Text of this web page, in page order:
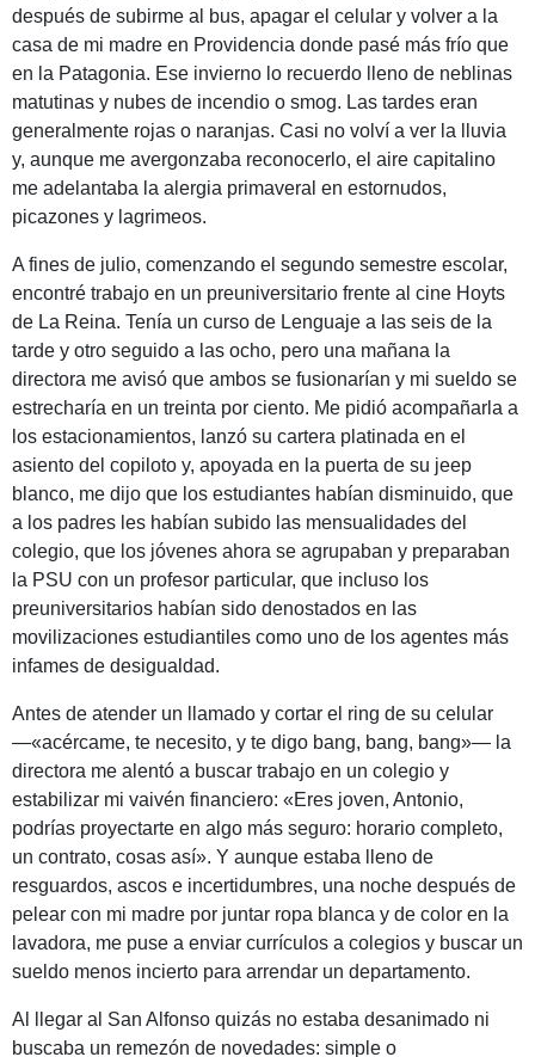
después de subirme al bus, apagar el celular y volver a la
casa de mi madre en Providencia donde pasé más frío que
en la Patagonia. Ese invierno lo recuerdo lleno de neblinas
matutinas y nubes de incendio o smog. Las tardes eran
generalmente rojas o naranjas. Casi no volví a ver la lluvia
y, aunque me avergonzaba reconocerlo, el aire capitalino
me adelantaba la alergia primaveral en estornudos,
picazones y lagrimeos.
A fines de julio, comenzando el segundo semestre escolar,
encontré trabajo en un preuniversitario frente al cine Hoyts
de La Reina. Tenía un curso de Lenguaje a las seis de la
tarde y otro seguido a las ocho, pero una mañana la
directora me avisó que ambos se fusionarían y mi sueldo se
estrecharía en un treinta por ciento. Me pidió acompañarla a
los estacionamientos, lanzó su cartera platinada en el
asiento del copiloto y, apoyada en la puerta de su jeep
blanco, me dijo que los estudiantes habían disminuido, que
a los padres les habían subido las mensualidades del
colegio, que los jóvenes ahora se agrupaban y preparaban
la PSU con un profesor particular, que incluso los
preuniversitarios habían sido denostados en las
movilizaciones estudiantiles como uno de los agentes más
infames de desigualdad.
Antes de atender un llamado y cortar el ring de su celular
—«acércame, te necesito, y te digo bang, bang, bang»— la
directora me alentó a buscar trabajo en un colegio y
estabilizar mi vaivén financiero: «Eres joven, Antonio,
podrías proyectarte en algo más seguro: horario completo,
un contrato, cosas así». Y aunque estaba lleno de
resguardos, ascos e incertidumbres, una noche después de
pelear con mi madre por juntar ropa blanca y de color en la
lavadora, me puse a enviar currículos a colegios y buscar un
sueldo menos incierto para arrendar un departamento.
Al llegar al San Alfonso quizás no estaba desanimado ni
buscaba un remezón de novedades: simple o